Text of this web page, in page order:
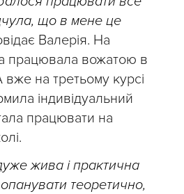
що в мене це
Валерія. На
працювала вожатою в
вже на третьому курсі
індивідуальний
працювати на
жива і практична
теоретично,